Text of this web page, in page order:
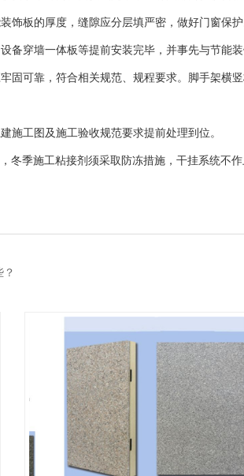
饰板的厚度，缝隙应分层填严密，做好门窗保护
备穿墙一体板等提前安装完毕，并事先与节能装
固可靠，符合相关规范、规程要求。脚手架横
施工图及施工验收规范要求提前处理到位。
冬季施工粘接剂须采取防冻措施，干挂系统不